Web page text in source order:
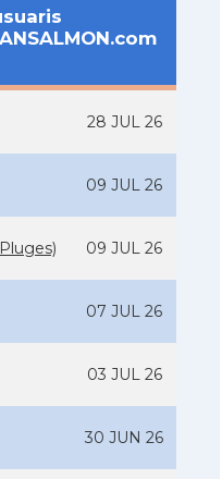
28 JUL 26
09 JUL 26
09 JUL 26
07 JUL 26
03 JUL 26
30 JUN 26